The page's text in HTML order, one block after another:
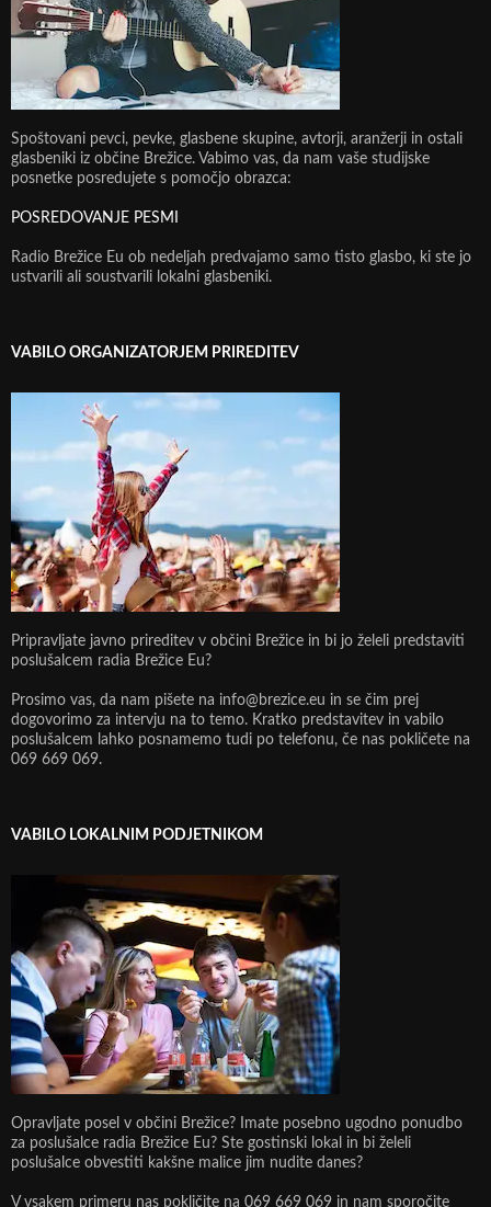
Spoštovani pevci, pevke, glasbene skupine, avtorji, aranžerji in ostali
glasbeniki iz občine Brežice. Vabimo vas, da nam vaše studijske
posnetke posredujete s pomočjo obrazca:
POSREDOVANJE PESMI
Radio Brežice Eu ob nedeljah predvajamo samo tisto glasbo, ki ste jo
ustvarili ali soustvarili lokalni glasbeniki.
VABILO ORGANIZATORJEM PRIREDITEV
Pripravljate javno prireditev v občini Brežice in bi jo želeli predstaviti
poslušalcem radia Brežice Eu?
Prosimo vas, da nam pišete na info@brezice.eu in se čim prej
dogovorimo za intervju na to temo. Kratko predstavitev in vabilo
poslušalcem lahko posnamemo tudi po telefonu, če nas pokličete na
069 669 069.
VABILO LOKALNIM PODJETNIKOM
Opravljate posel v občini Brežice? Imate posebno ugodno ponudbo
za poslušalce radia Brežice Eu? Ste gostinski lokal in bi želeli
poslušalce obvestiti kakšne malice jim nudite danes?
V vsakem primeru nas pokličite na 069 669 069 in nam sporočite